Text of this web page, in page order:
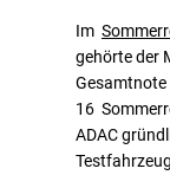
Im
gehörte der
Gesamtnote
16
ADAC